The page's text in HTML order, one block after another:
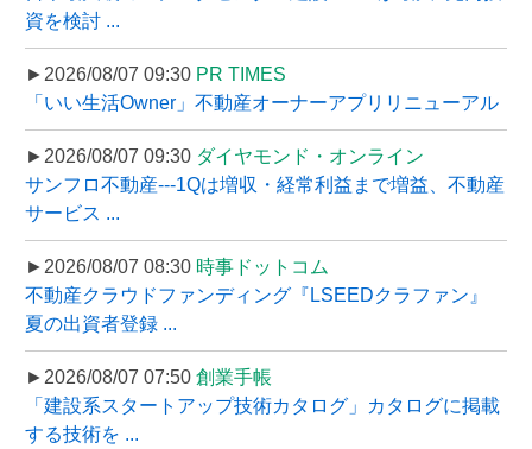
資を検討 ...
►2026/08/07 09:30 PR TIMES
「いい生活Owner」不動産オーナーアプリリニューアル
►2026/08/07 09:30 ダイヤモンド・オンライン
サンフロ不動産---1Qは増収・経常利益まで増益、不動産
サービス ...
►2026/08/07 08:30 時事ドットコム
不動産クラウドファンディング『LSEEDクラファン』
夏の出資者登録 ...
►2026/08/07 07:50 創業手帳
「建設系スタートアップ技術カタログ」カタログに掲載
する技術を ...